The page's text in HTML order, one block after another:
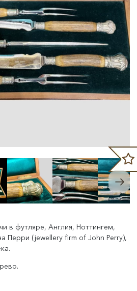
в футляре, Англия, Ноттингем,
Перри (jewellery firm of John Perry),